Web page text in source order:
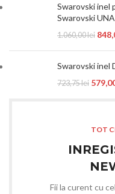
Swarovski inel
Swarovski UNA
1.060,00lei
Swarovski inel
723,75lei
TOT
Fii la curent cu